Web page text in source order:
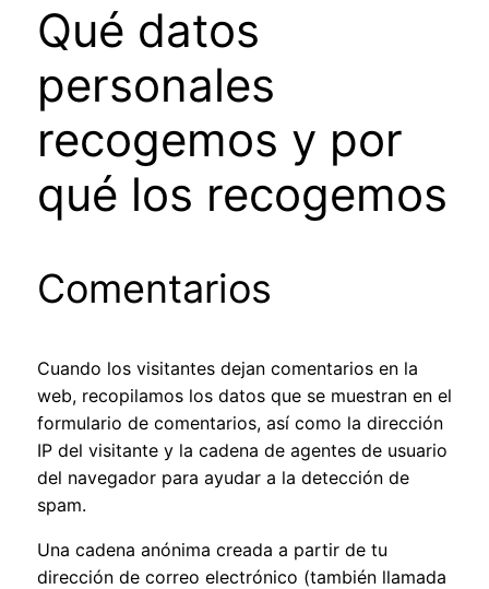
Qué datos
personales
recogemos y por
qué los recogemos
Comentarios
Cuando los visitantes dejan comentarios en la
web, recopilamos los datos que se muestran en el
formulario de comentarios, así como la dirección
IP del visitante y la cadena de agentes de usuario
del navegador para ayudar a la detección de
spam.
Una cadena anónima creada a partir de tu
dirección de correo electrónico (también llamada